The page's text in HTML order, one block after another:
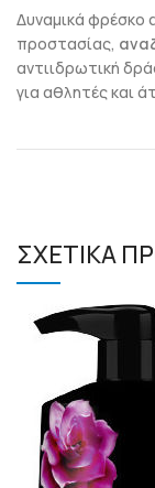
Δυναμικά φρέσκο
προστασίας,
αντιιδρωτική
για αθλητές και
ΣΧΕΤΙΚΑ